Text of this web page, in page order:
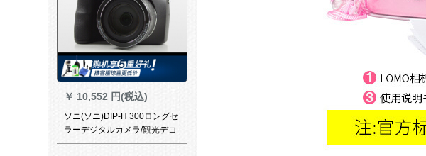
￥ 10,552 円(税込)
ソニ(ソニ)DIP-H 300ロングセ
ラーデジタルカメラ/観光デコ
ラ35倍光学ズアセト